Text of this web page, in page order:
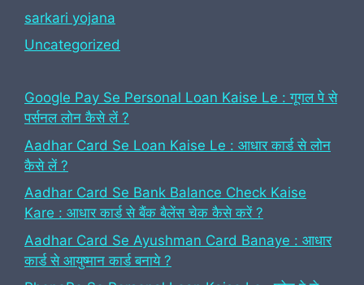
sarkari yojana
Uncategorized
Google Pay Se Personal Loan Kaise Le : गूगल पे से
पर्सनल लोन कैसे लें ?
Aadhar Card Se Loan Kaise Le : आधार कार्ड से लोन
कैसे लें ?
Aadhar Card Se Bank Balance Check Kaise
Kare : आधार कार्ड से बैंक बैलेंस चेक कैसे करें ?
Aadhar Card Se Ayushman Card Banaye : आधार
कार्ड से आयुष्मान कार्ड बनाये ?